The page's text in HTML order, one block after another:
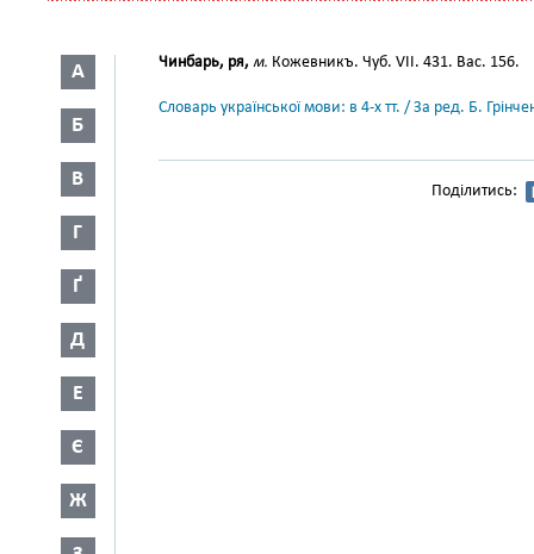
А
Б
В
Г
Ґ
Д
Е
Є
Ж
Чинбарь, ря, м. Кожевникъ. Чуб. VII. 431. Вас. 156.
Словарь української мови: в 4-х тт. / За ред. Б.
Поділитись: